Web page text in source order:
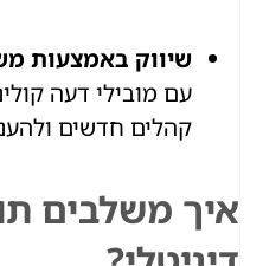
שיווק באמצעות
עם מובילי דעה
קהלים חדשים
איך משלבים